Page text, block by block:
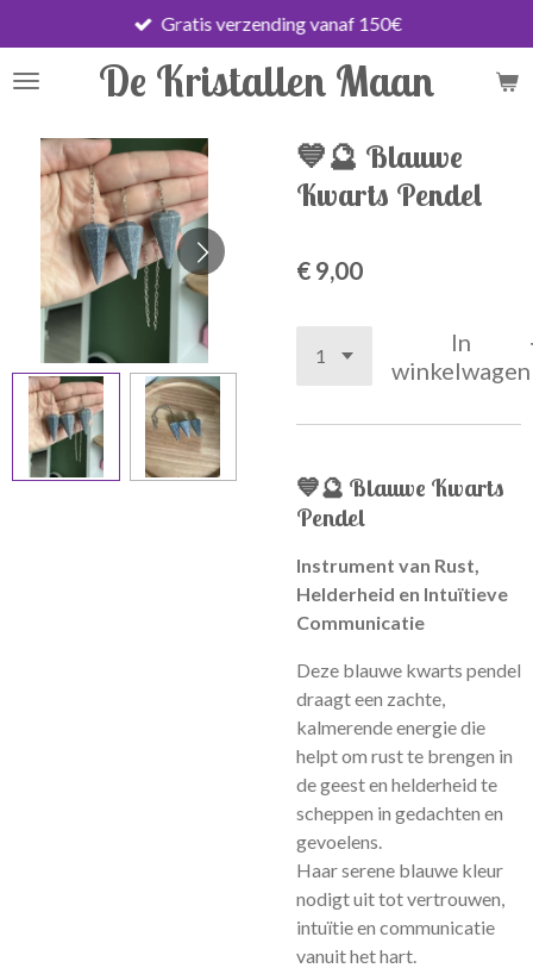
direct
naar
hoofdinhoud
De Kristallen Maan
Gratis verzending vanaf 150€
💙🔮 Blauwe
Kwarts Pendel
€ 9,00
In
winkelwagen
💙🔮 Blauwe Kwarts
Pendel
Instrument van Rust,
Helderheid en Intuïtieve
Communicatie
Deze blauwe kwarts pendel
draagt een zachte,
kalmerende energie die
helpt om rust te brengen in
de geest en helderheid te
scheppen in gedachten en
gevoelens.
Haar serene blauwe kleur
nodigt uit tot vertrouwen,
intuïtie en communicatie
vanuit het hart.